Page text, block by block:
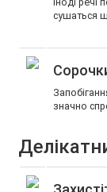
сушаться
значно